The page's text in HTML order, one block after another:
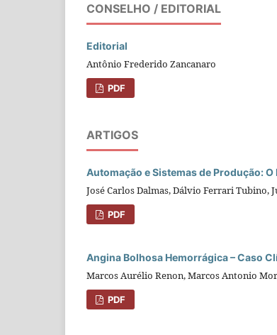
CONSELHO / EDITORIAL
Editorial
Antônio Frederido Zancanaro
PDF
ARTIGOS
Automação e Sistemas de Produção:
José Carlos Dalmas, Dálvio Ferrari Tubino,
PDF
Angina Bolhosa Hemorrágica – Caso
Marcos Aurélio Renon, Marcos Antonio
PDF